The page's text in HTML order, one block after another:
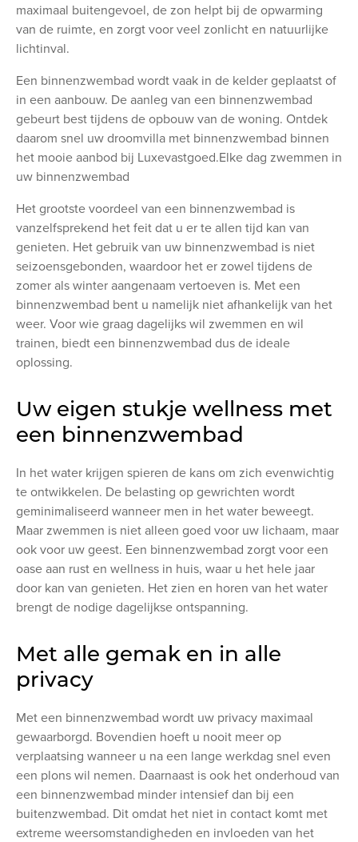
maximaal buitengevoel, de zon helpt bij de opwarming
van de ruimte, en zorgt voor veel zonlicht en natuurlijke
lichtinval.
Een binnenzwembad wordt vaak in de kelder geplaatst of
in een aanbouw. De aanleg van een binnenzwembad
gebeurt best tijdens de opbouw van de woning. Ontdek
daarom snel uw droomvilla met binnenzwembad binnen
het mooie aanbod bij Luxevastgoed.Elke dag zwemmen in
uw binnenzwembad
Het grootste voordeel van een binnenzwembad is
vanzelfsprekend het feit dat u er te allen tijd kan van
genieten. Het gebruik van uw binnenzwembad is niet
seizoensgebonden, waardoor het er zowel tijdens de
zomer als winter aangenaam vertoeven is. Met een
binnenzwembad bent u namelijk niet afhankelijk van het
weer. Voor wie graag dagelijks wil zwemmen en wil
trainen, biedt een binnenzwembad dus de ideale
oplossing.
Uw eigen stukje wellness met
een binnenzwembad
In het water krijgen spieren de kans om zich evenwichtig
te ontwikkelen. De belasting op gewrichten wordt
geminimaliseerd wanneer men in het water beweegt.
Maar zwemmen is niet alleen goed voor uw lichaam, maar
ook voor uw geest. Een binnenzwembad zorgt voor een
oase aan rust en wellness in huis, waar u het hele jaar
door kan van genieten. Het zien en horen van het water
brengt de nodige dagelijkse ontspanning.
Met alle gemak en in alle
privacy
Met een binnenzwembad wordt uw privacy maximaal
gewaarborgd. Bovendien hoeft u nooit meer op
verplaatsing wanneer u na een lange werkdag snel even
een plons wil nemen. Daarnaast is ook het onderhoud van
een binnenzwembad minder intensief dan bij een
buitenzwembad. Dit omdat het niet in contact komt met
extreme weersomstandigheden en invloeden van het